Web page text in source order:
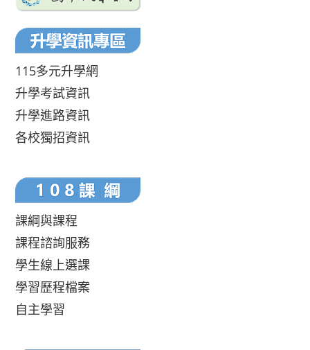
115多元升學網
升學考試資訊
升學進路資訊
各校獨招資訊
課綱與課程
課程諮詢服務
學生線上選課
學習歷程檔案
自主學習